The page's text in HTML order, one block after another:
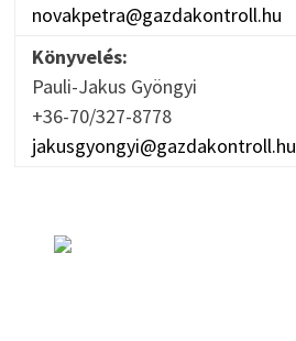
novakpetra@gazdakontroll.hu
Könyvelés:
Pauli-Jakus Gyöngyi
+36-70/327-8778
jakusgyongyi@gazdakontroll.hu